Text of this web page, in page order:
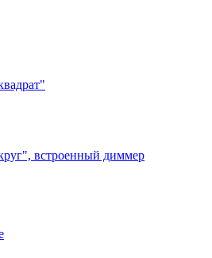
встроенный диммер